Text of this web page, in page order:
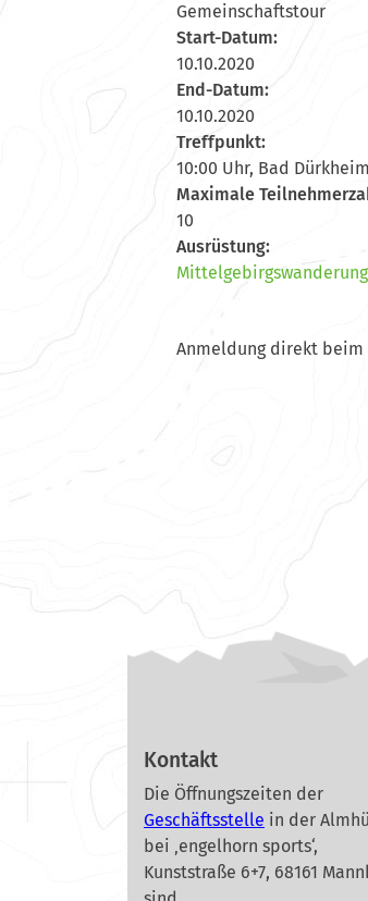
Gemeinschaftstour
Start-Datum:
10.10.2020
End-Datum:
10.10.2020
Treffpunkt:
10:00 Uhr, Bad
Maximale
10
Ausrüstung:
Mittelgebirgswanderung
Anmeldung direkt beim
Kontakt
Die Öffnungszeiten der
Geschäftsstelle in der
bei ‚engelhorn sports‘,
Kunststraße 6+7, 68161